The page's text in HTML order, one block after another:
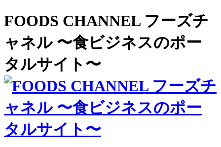
FOODS CHANNEL フーズチ
ャネル 〜食ビジネスのポー
タルサイト〜